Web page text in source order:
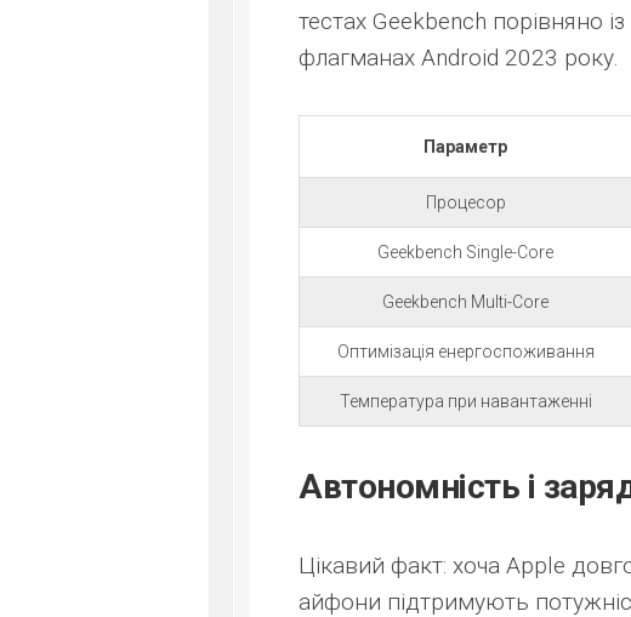
тестах Geekbench порівняно
флагманах Android 2023 року.
Параметр
Процесор
Geekbench Single-Core
Geekbench Multi-Core
Оптимізація енергоспоживання
Температура при навантаженні
Автономність і
Цікавий факт: хоча Apple
айфони підтримують